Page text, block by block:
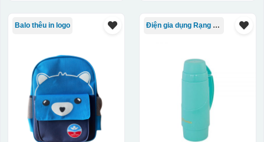
Balo thêu in logo Điện gia dụng Rạng Đông